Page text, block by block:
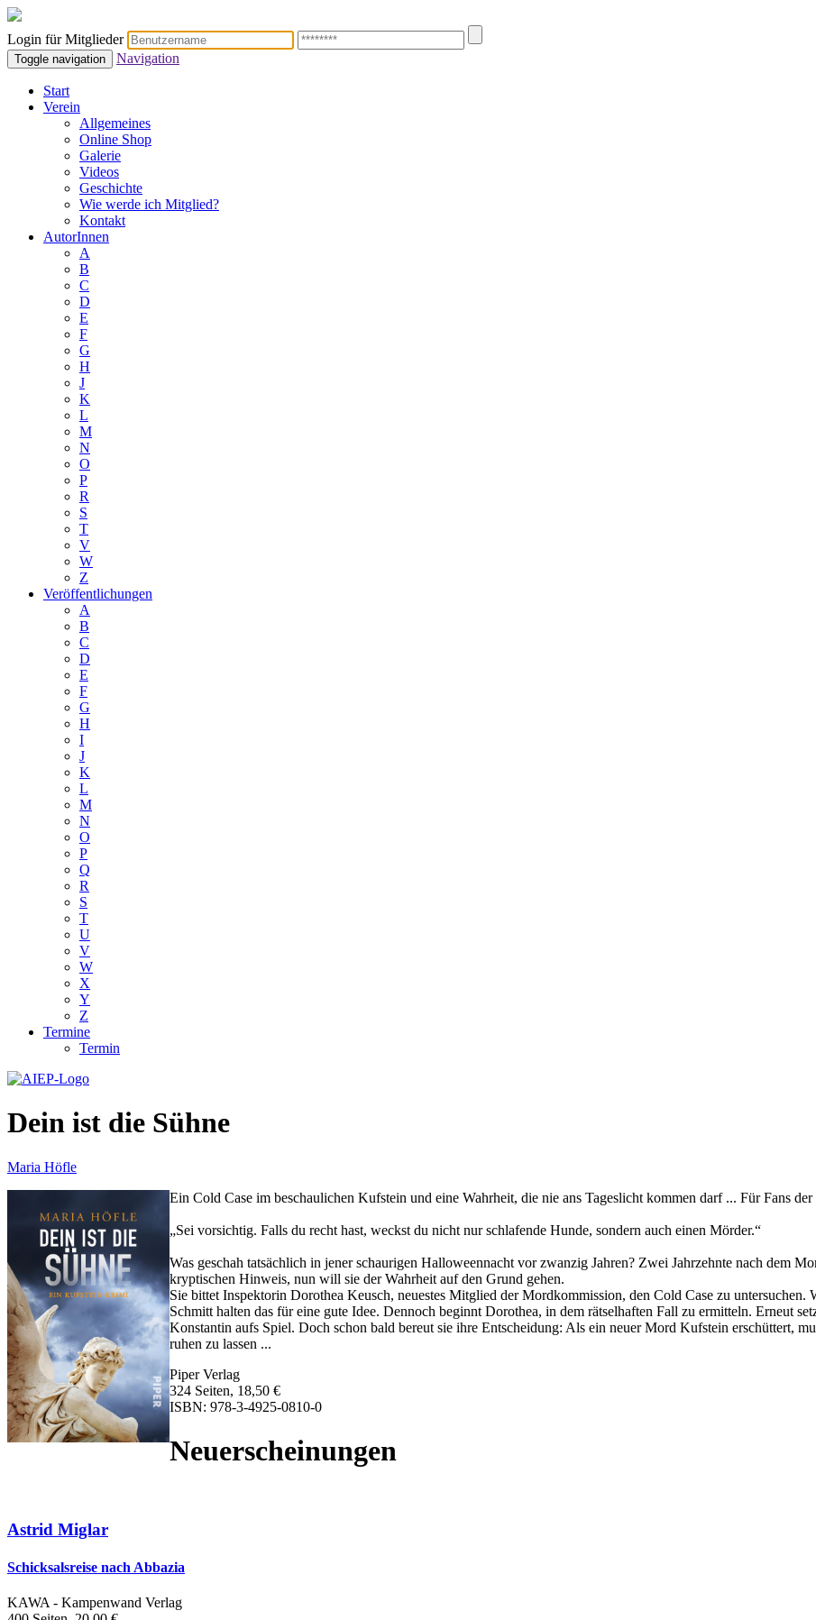
Login für Mitglieder
Toggle navigation Navigation
Start
Verein
Allgemeines
Online Shop
Galerie
Videos
Geschichte
Wie werde ich Mitglied?
Kontakt
AutorInnen
A
B
C
D
E
F
G
H
J
K
L
M
N
O
P
R
S
T
V
W
Z
Veröffentlichungen
A
B
C
D
E
F
G
H
I
J
K
L
M
N
O
P
Q
R
S
T
U
V
W
X
Y
Z
Termine
Termin
Dein ist die Sühne
Maria Höfle
Ein Cold Case im beschaulichen Kufstein und eine Wahrheit, die nie ans Tageslicht kommen darf ... Für Fans
„Sei vorsichtig. Falls du recht hast, weckst du nicht nur schlafende Hunde, sondern auch einen Mörder.“
Was geschah tatsächlich in jener schaurigen Halloweennacht vor zwanzig Jahren? Zwei Jahrzehnte nach dem
kryptischen Hinweis, nun will sie der Wahrheit auf den Grund gehen.
Sie bittet Inspektorin Dorothea Keusch, neuestes Mitglied der Mordkommission, den Cold Case zu
Schmitt halten das für eine gute Idee. Dennoch beginnt Dorothea, in dem rätselhaften Fall zu ermitteln. Erneut
Konstantin aufs Spiel. Doch schon bald bereut sie ihre Entscheidung: Als ein neuer Mord Kufstein erschüttert,
ruhen zu lassen ...
Piper Verlag
324 Seiten, 18,50 €
ISBN: 978-3-4925-0810-0
Neuerscheinungen
Astrid Miglar
Schicksalsreise nach Abbazia
KAWA - Kampenwand Verlag